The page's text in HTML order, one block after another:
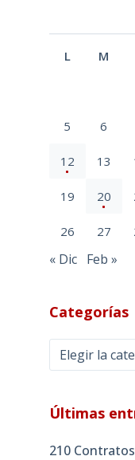
L M
5 6
12 13
19 20
26 27
« Dic Feb »
Categorías
Categorías
Últimas
210